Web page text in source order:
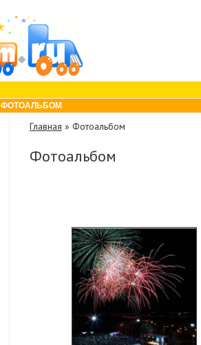
ФОТОАЛЬБОМ
Главная » Фотоальбом
Фотоальбом